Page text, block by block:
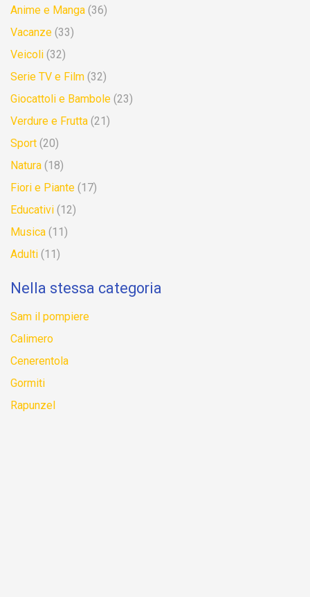
Anime e Manga (36)
Vacanze (33)
Veicoli (32)
Serie TV e Film (32)
Giocattoli e Bambole (23)
Verdure e Frutta (21)
Sport (20)
Natura (18)
Fiori e Piante (17)
Educativi (12)
Musica (11)
Adulti (11)
Nella stessa categoria
Sam il pompiere
Calimero
Cenerentola
Gormiti
Rapunzel